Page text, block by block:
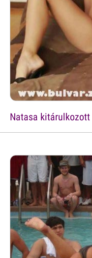
Natasa kitárulkozott